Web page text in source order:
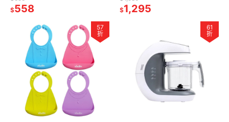
$558
$1,295
57
折
61
折